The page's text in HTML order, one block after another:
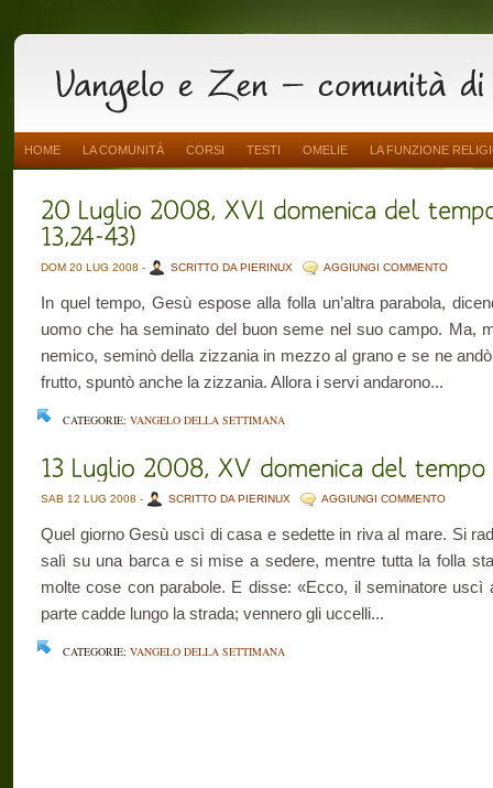
HOME LA COMUNITÀ CORSI TESTI OMELIE LA FUNZIONE
DOM 20 LUG 2008 - SCRITTO DA PIERINUX AGGIUNGI COMMENTO
In quel tempo, Gesù espose alla folla un’altra parabola,
uomo che ha seminato del buon seme nel suo campo. Ma,
nemico, seminò della zizzania in mezzo al grano e se ne
frutto, spuntò anche la zizzania. Allora i servi andarono...
CATEGORIE: VANGELO DELLA SETTIMANA
SAB 12 LUG 2008 - SCRITTO DA PIERINUX AGGIUNGI COMMENTO
Quel giorno Gesù uscì di casa e sedette in riva al mare. Si
salì su una barca e si mise a sedere, mentre tutta la folla
molte cose con parabole. E disse: «Ecco, il seminatore uscì
parte cadde lungo la strada; vennero gli uccelli...
CATEGORIE: VANGELO DELLA SETTIMANA